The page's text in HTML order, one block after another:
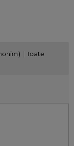
| Toate